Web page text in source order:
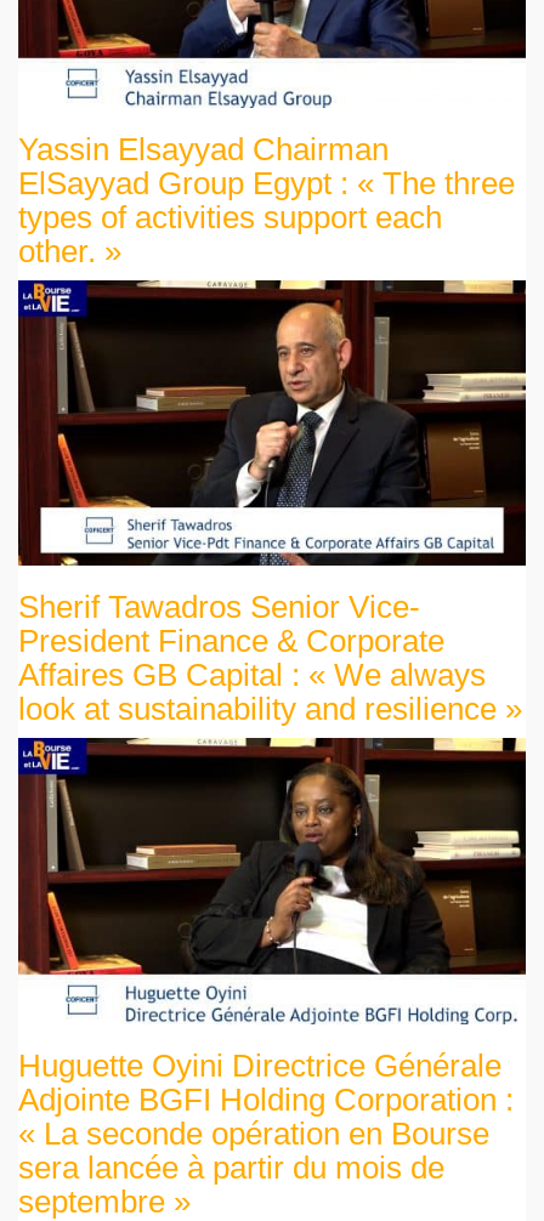
Yassin Elsayyad Chairman
ElSayyad Group Egypt : « The three
types of activities support each
other. »
Sherif Tawadros Senior Vice-
President Finance & Corporate
Affaires GB Capital : « We always
look at sustainability and resilience »
Huguette Oyini Directrice Générale
Adjointe BGFI Holding Corporation :
« La seconde opération en Bourse
sera lancée à partir du mois de
septembre »